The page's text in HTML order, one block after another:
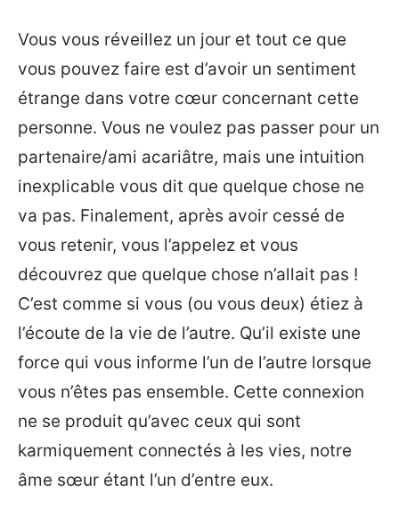
Vous vous réveillez un jour et tout ce que
vous pouvez faire est d’avoir un sentiment
étrange dans votre cœur concernant cette
personne. Vous ne voulez pas passer pour un
partenaire/ami acariâtre, mais une intuition
inexplicable vous dit que quelque chose ne
va pas. Finalement, après avoir cessé de
vous retenir, vous l’appelez et vous
découvrez que quelque chose n’allait pas !
C’est comme si vous (ou vous deux) étiez à
l’écoute de la vie de l’autre. Qu’il existe une
force qui vous informe l’un de l’autre lorsque
vous n’êtes pas ensemble. Cette connexion
ne se produit qu’avec ceux qui sont
karmiquement connectés à les vies, notre
âme sœur étant l’un d’entre eux.